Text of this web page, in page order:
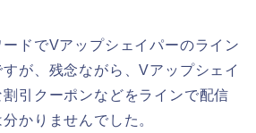
ドでVアップシェイパーのライン
が、残念ながら、Vアップシェイ
引クーポンなどをラインで配信
かりませんでした。